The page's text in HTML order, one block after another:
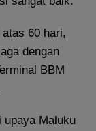
60 hari,
dengan
BBM
upaya Maluku